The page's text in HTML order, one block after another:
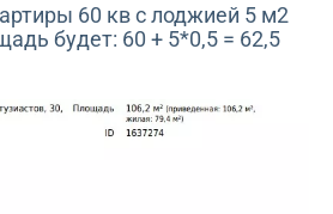
60 кв с лоджией 5 м2
будет: 60 + 5*0,5 = 62,5